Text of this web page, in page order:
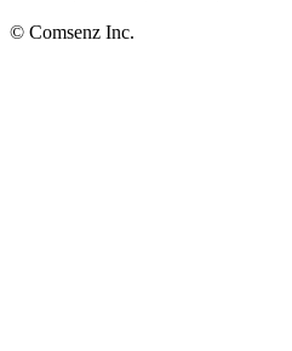
© Comsenz Inc.